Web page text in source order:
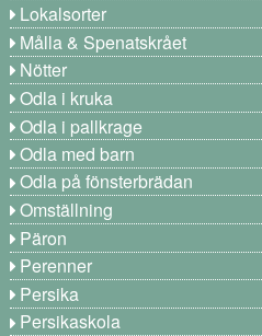
Lokalsorter
Målla & Spenatskrået
Nötter
Odla i kruka
Odla i pallkrage
Odla med barn
Odla på fönsterbrädan
Omställning
Päron
Perenner
Persika
Persikaskola